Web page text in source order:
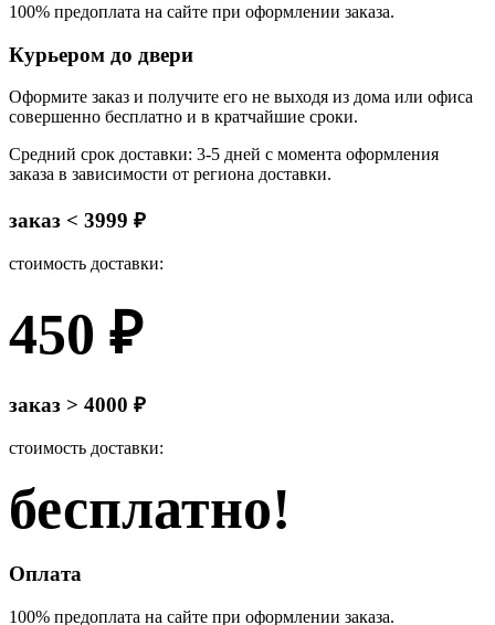
100% предоплата на сайте при оформлении заказа.
Курьером до двери
Оформите заказ и получите его не выходя из дома или офиса
совершенно бесплатно и в кратчайшие сроки.
Средний срок доставки: 3-5 дней с момента оформления
заказа в зависимости от региона доставки.
заказ < 3999 ₽
стоимость доставки:
450 ₽
заказ > 4000 ₽
стоимость доставки:
бесплатно!
Оплата
100% предоплата на сайте при оформлении заказа.